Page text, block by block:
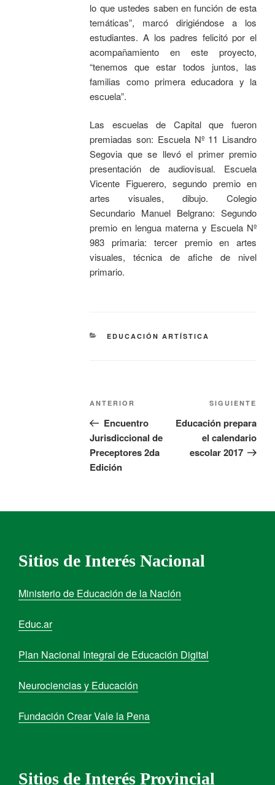
lo que ustedes saben en función de esta
temáticas”, marcó dirigiéndose a los
estudiantes. A los padres felicitó por el
acompañamiento en este proyecto,
“tenemos que estar todos juntos, las
familias como primera educadora y la
escuela”.
Las escuelas de Capital que fueron
premiadas son: Escuela Nº 11 Lisandro
Segovia que se llevó el primer premio
presentación de audiovisual. Escuela
Vicente Figuerero, segundo premio en
artes visuales, dibujo. Colegio
Secundario Manuel Belgrano: Segundo
premio en lengua materna y Escuela Nº
983 primaria: tercer premio en artes
visuales, técnica de afiche de nivel
primario.
EDUCACIÓN ARTÍSTICA
ANTERIOR
Encuentro
Jurisdiccional de
Preceptores 2da
Edición
SIGUIENTE
Educación prepara
el calendario
escolar 2017
Sitios de Interés Nacional
Ministerio de Educación de la Nación
Educ.ar
Plan Nacional Integral de Educación Digital
Neurociencias y Educación
Fundación Crear Vale la Pena
Sitios de Interés Provincial